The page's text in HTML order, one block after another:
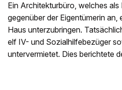
Ein Architekturbüro, welches
gegenüber der Eigentümerin an,
Haus unterzubringen.
elf IV- und Sozialhilfebezüger
untervermietet. Dies berichtete